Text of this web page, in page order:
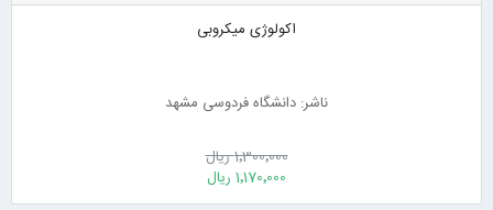
اکولوژی میکروبی
ناشر: دانشگاه فردوسی مشهد
1٬300٬000 ریال
1٬170٬000 ریال